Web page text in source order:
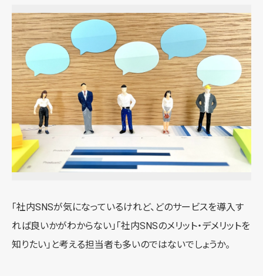
「社内SNSが気になっているけれど、どのサービスを導入す
れば良いかがわからない」「社内SNSのメリット・デメリットを
知りたい」と考える担当者も多いのではないでしょうか。